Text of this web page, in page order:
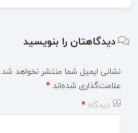
دیدگاهتان را بنویسید
نشانی ایمیل شما منتشر نخواهد شد.
علامت‌گذاری شده‌اند *
دیدگاه *